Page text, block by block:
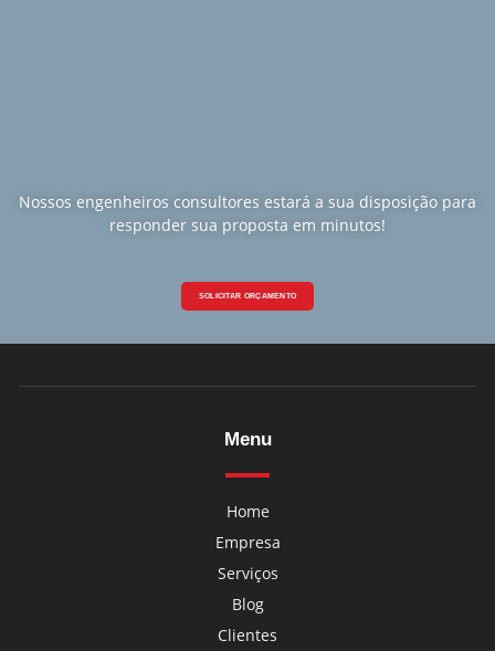
Nossos engenheiros consultores estará a sua disposição para
responder sua proposta em minutos!
SOLICITAR ORÇAMENTO
Menu
Home
Empresa
Serviços
Blog
Clientes